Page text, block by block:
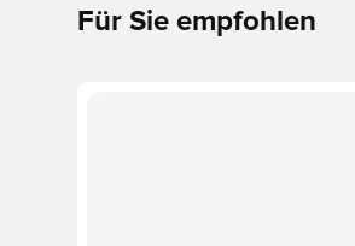
Für Sie empfohlen